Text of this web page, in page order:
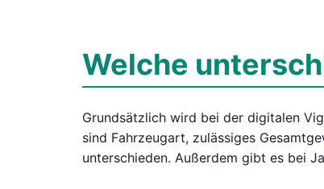
Welche
Grundsätzlich wird bei der digitalen
sind Fahrzeugart, zulässiges
unterschieden. Außerdem gibt es bei